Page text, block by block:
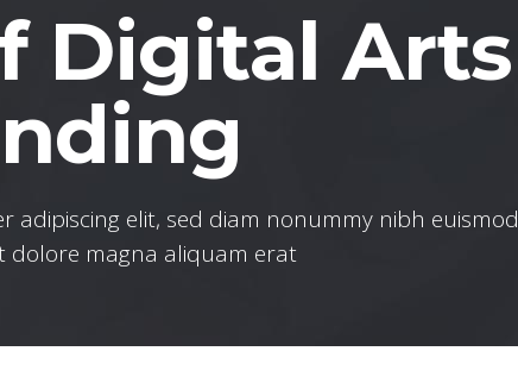
Digital Arts
adipiscing elit, sed diam nonummy nibh euismod
magna aliquam erat